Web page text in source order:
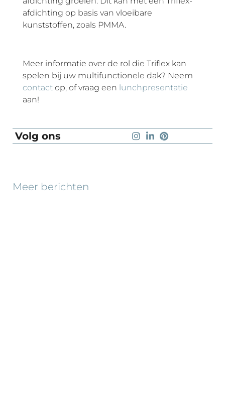
afdichting op basis van vloeibare
kunststoffen, zoals PMMA.
Meer informatie over de rol die Triflex kan
spelen bij uw multifunctionele dak? Neem
contact op, of vraag een lunchpresentatie
aan!
Volg ons
Meer berichten